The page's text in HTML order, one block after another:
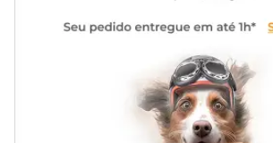
Especificações Técnicas
Material: Polipropileno com isolamento
Alça ergonômica para facilitar o transporte;
Tampa com trava de segurança;